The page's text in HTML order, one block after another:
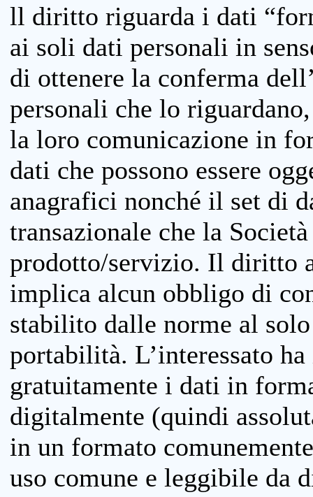
ll diritto riguarda i dati
ai soli dati personali in
di ottenere la conferma
personali che lo
la loro comunicazione in
dati che possono essere
anagrafici nonché il set di
transazionale che la
prodotto/servizio. Il diritto
implica alcun obbligo di
stabilito dalle norme al
portabilità. L’interessato
gratuitamente i dati in
digitalmente (quindi
in un formato
uso comune e leggibile da